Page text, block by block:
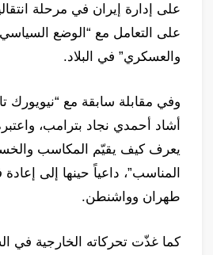
على إدارة إيران في مرحلة
على التعامل مع “الوضع
والعسكري” في البلاد.
أشاد أحمدي نجاد بترامب،
يعرف كيف يقيّم المكاسب
المناسب”، داعياً حينها إلى
طهران وواشنطن.
كما غذّت تحركاته الخارجية في